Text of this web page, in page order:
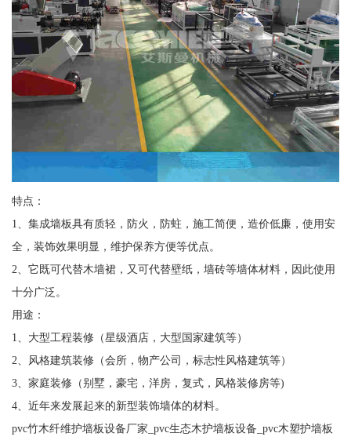
特点：
1、集成墙板具有质轻，防火，防蛀，施工简便，造价低廉，使用安
全，装饰效果明显，维护保养方便等优点。
2、它既可代替木墙裙，又可代替壁纸，墙砖等墙体材料，因此使用
十分广泛。
用途：
1、大型工程装修（星级酒店，大型国家建筑等）
2、风格建筑装修（会所，物产公司，标志性风格建筑等）
3、家庭装修（别墅，豪宅，洋房，复式，风格装修房等)
4、近年来发展起来的新型装饰墙体的材料。
pvc竹木纤维护墙板设备厂家_pvc生态木护墙板设备_pvc木塑护墙板